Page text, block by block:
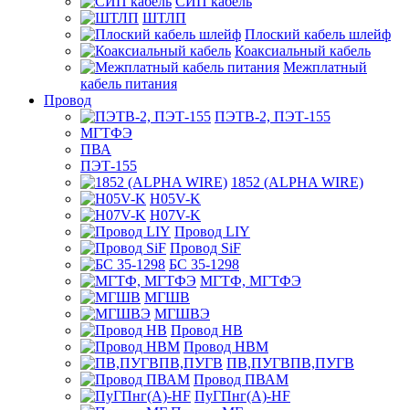
ШТЛП
Плоский кабель шлейф
Коаксиальный кабель
Межплатный
кабель питания
Провод
ПЭТВ-2, ПЭТ-155
МГТФЭ
ПВА
ПЭТ-155
1852 (ALPHA WIRE)
H05V-K
H07V-K
Провод LIY
Провод SiF
БС 35-1298
МГТФ, МГТФЭ
МГШВ
МГШВЭ
Провод НВ
Провод НВМ
ПВ,ПУГВПВ,ПУГВ
Провод ПВАМ
ПуГПнг(A)-HF